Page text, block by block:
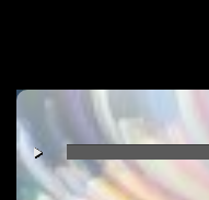
00:00/00:00